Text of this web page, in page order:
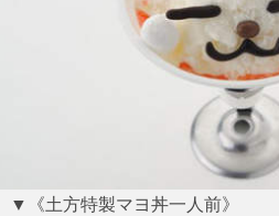
▼《土方特製マヨ丼一人前》